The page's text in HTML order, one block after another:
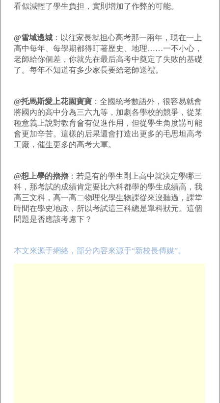
看似減輕了學生負担，實則增加了作弊的可能。
@雪域邊城 ：以往家長就担心高考那一兩年，現在一上
高中每年、每學期都得盯著歷史、地理……一不小心，
老師給你個差，你就先在最后高考中奠定了失敗的基礎
了。每年不知道有多少家長要給老師送禮。
@托馬斯愛上花園寶寶 ：全國統考數語外，很容易就會
將國內的高中分為三六九等，加劇各學校的競爭，從某
種意義上說對教育會有促進作用，但從學生角度講可能
會更加辛苦。這樣的后果還會打造出更多的毛思坦高考
工廠，催生更多的高考大軍。
@想上學的擼擼：若是有的學生剛上高中就決定學哪三
科，那考試的成績肯定要比六科都學的學生成績高，我
高三文科，高一高二物理化學生物課從來沒聽過，課堂
時間在學史地政，所以考試這三科總是單科狀元。這個
問題是否應該考慮下？
本文來源于網絡，部分內容來源于“新校長傳媒”。